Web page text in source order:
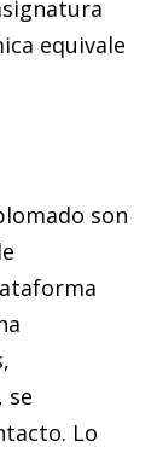
equivale
son
se
Lo